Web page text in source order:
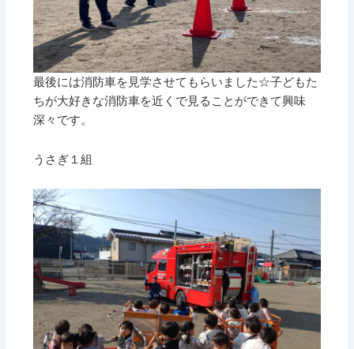
最後には消防車を見学させてもらいました☆子どもた
ちが大好きな消防車を近くで見ることができて興味
深々です。
うさぎ１組